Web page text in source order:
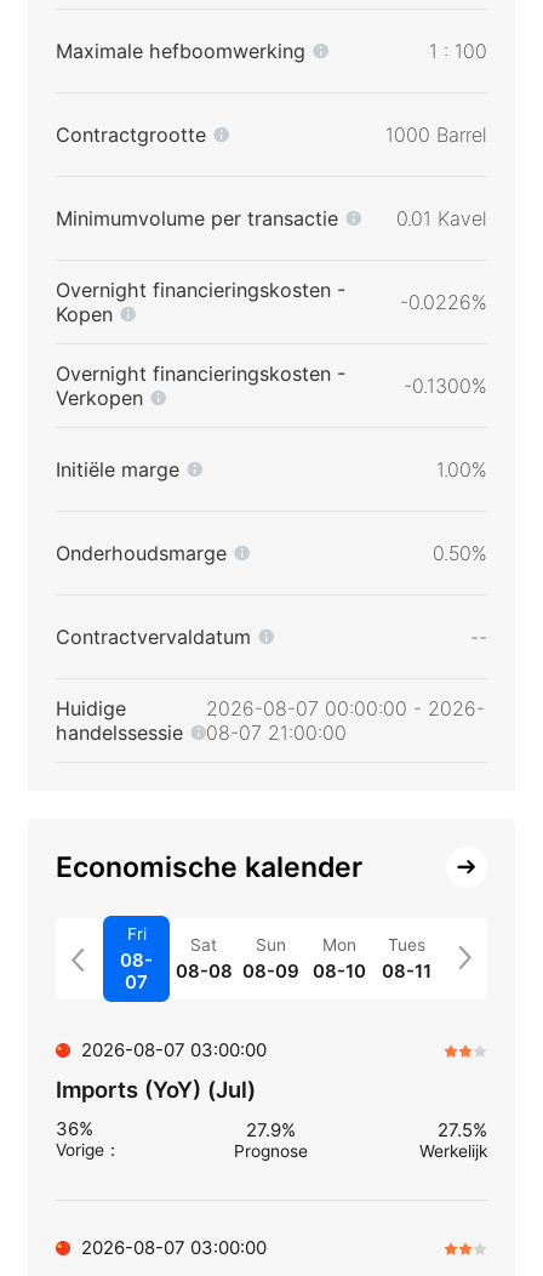
Maximale hefboomwerking 1 : 100
Contractgrootte 1000 Barrel
Minimumvolume per transactie 0.01 Kavel
Overnight financieringskosten -
Kopen
-0.0226%
Overnight financieringskosten -
Verkopen
-0.1300%
Initiële marge 1.00%
Onderhoudsmarge 0.50%
Contractvervaldatum --
Huidige
handelssessie
2026-08-07 00:00:00 - 2026-
08-07 21:00:00
Economische kalender
Fri
08-
07
Sat
08-08
Sun
08-09
Mon
08-10
Tues
08-11
2026-08-07 03:00:00
Imports (YoY) (Jul)
36%
Vorige：
27.9%
Prognose
27.5%
Werkelijk
2026-08-07 03:00:00